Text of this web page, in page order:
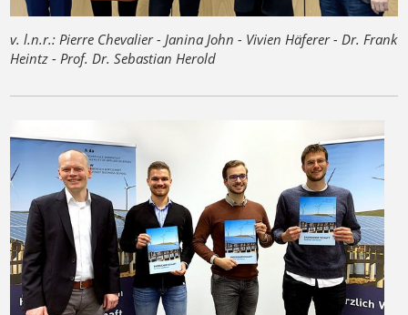
v. l.n.r.: Pierre Chevalier - Janina John - Vivien Häferer - Dr. Frank
Heintz - Prof. Dr. Sebastian Herold